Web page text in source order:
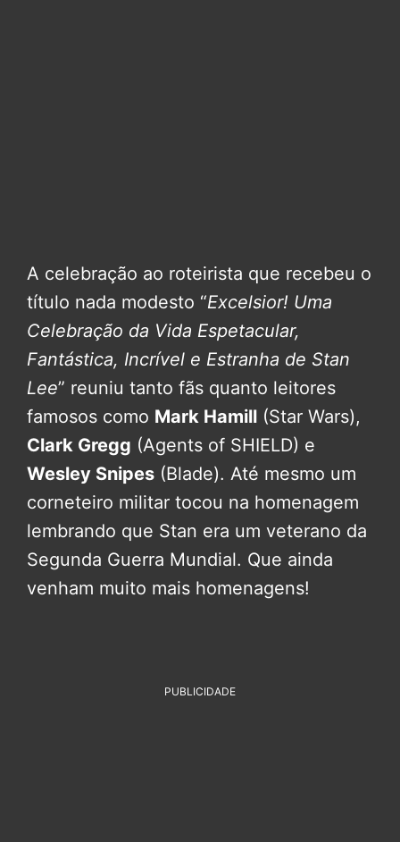
A celebração ao roteirista que recebeu o
título nada modesto “Excelsior! Uma
Celebração da Vida Espetacular,
Fantástica, Incrível e Estranha de Stan
Lee” reuniu tanto fãs quanto leitores
famosos como Mark Hamill (Star Wars),
Clark Gregg (Agents of SHIELD) e
Wesley Snipes (Blade). Até mesmo um
corneteiro militar tocou na homenagem
lembrando que Stan era um veterano da
Segunda Guerra Mundial. Que ainda
venham muito mais homenagens!
PUBLICIDADE